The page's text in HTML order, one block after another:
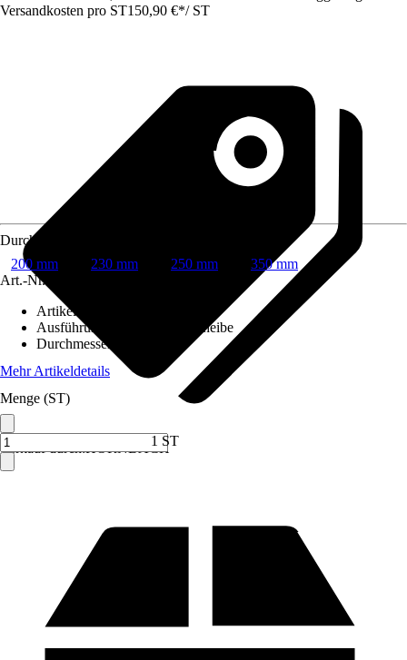
Versandkosten pro ST150,90 €*/ ST
Verkauf durch:HORNBACH
Durchmesser
200 mm
230 mm 250 mm
350 mm
Art.-Nr.
Artikeltyp
Ausführung
Diamanttrennscheibe
Durchmesser
Mehr Artikeldetails
Menge (ST)
1 ST